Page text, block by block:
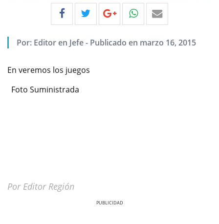
Por: Editor en Jefe- Publicado en marzo 16, 2015
En veremos los juegos
Foto Suministrada
Por Editor Región